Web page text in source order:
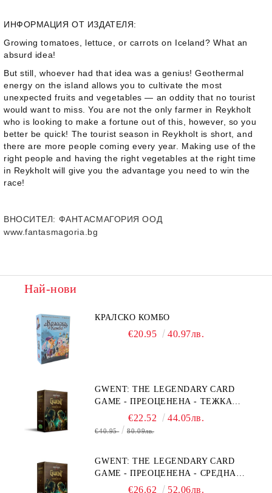
ИНФОРМАЦИЯ ОТ ИЗДАТЕЛЯ:
Growing tomatoes, lettuce, or carrots on Iceland? What an
absurd idea!
But still, whoever had that idea was a genius! Geothermal
energy on the island allows you to cultivate the most
unexpected fruits and vegetables — an oddity that no tourist
would want to miss. You are not the only farmer in Reykholt
who is looking to make a fortune out of this, however, so you
better be quick! The tourist season in Reykholt is short, and
there are more people coming every year. Making use of the
right people and having the right vegetables at the right time
in Reykholt will give you the advantage you need to win the
race!
ВНОСИТЕЛ: ФАНТАСМАГОРИЯ ООД
www.fantasmagoria.bg
Най-нови
КРАЛСКО КОМБО
€20.95 40.97лв.
GWENT: THE LEGENDARY CARD
GAME - ПРЕОЦЕНЕНА - ТЕЖКА
ПОВРЕДА НА КУТИЯТА
€22.52 44.05лв.
€40.95 80.09лв.
GWENT: THE LEGENDARY CARD
GAME - ПРЕОЦЕНЕНА - СРЕДНА
ПОВРЕДА НА КУТИЯТА
€26.62 52.06лв.